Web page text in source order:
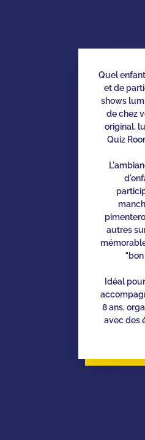
Quel
et de
shows
de chez
original,
Quiz
autres
Idéal
8 ans,
avec des